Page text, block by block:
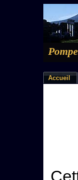
Accueil